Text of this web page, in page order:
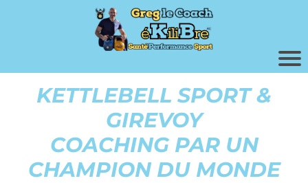
KETTLEBELL SPORT &
GIREVOY
COACHING PAR UN
CHAMPION DU MONDE